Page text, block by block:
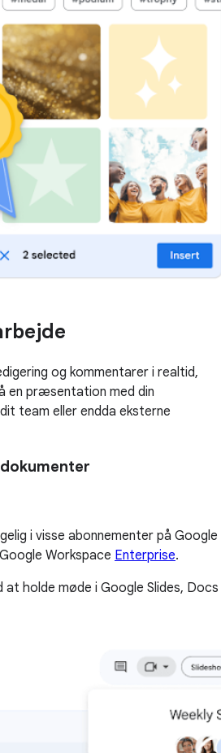
og kommentarer i realtid,
en præsentation med din
team eller endda eksterne
i visse abonnementer på Google
Workspace Enterprise.
at holde møde i Google Slides, Docs